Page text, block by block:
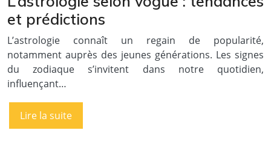
et prédictions
L’astrologie connaît un regain de popularité,
notamment auprès des jeunes générations. Les signes
du zodiaque s’invitent dans notre quotidien,
influençant…
Lire la suite